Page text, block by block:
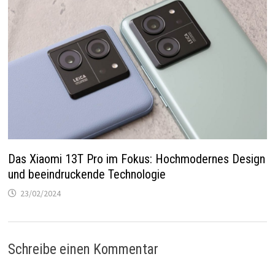
Das Xiaomi 13T Pro im Fokus: Hochmodernes Design
und beeindruckende Technologie
23/02/2024
Schreibe einen Kommentar